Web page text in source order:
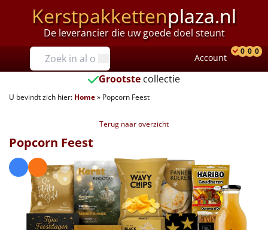
Kerstpakkettenplaza.nl
De leverancier die uw goede doel steunt
Prijzen
Tot €25
€25 tot €35
€40 tot €45
€45 tot €50
€50 tot €55
Account
0 0 0
Grootste collectie
U bevindt zich hier: Home» Popcorn Feest
Terug naar overzicht
Popcorn Feest